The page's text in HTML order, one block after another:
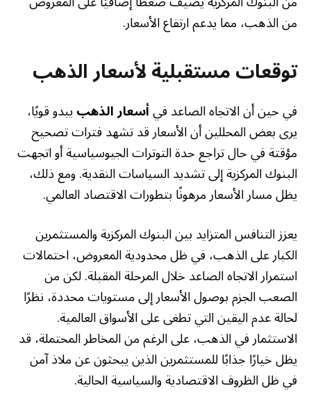
من الذهب، مما يدعم ارتفاع الأسعار.
توقعات مستقبلية لأسعار الذهب
في حين أن الاتجاه الصاعد فيأسعار الذهبيبدو قويًا،
يرى بعض المحللين أن الأسعار قد تشهد فترات تصحيح
مؤقتة في حال تراجع حدة التوترات الجيوسياسية أو اتجهت
البنوك المركزية إلى تشديد السياسات النقدية. ومع ذلك،
يظل مسار الأسعار مرهونًا بتطورات الاقتصاد العالمي.
يعزز التنافس المتزايد بين البنوك المركزية والمستثمرين
الكبار على الذهب، في ظل محدودية المعروض، احتمالات
استمرار الاتجاه الصاعد خلال المرحلة المقبلة. لكن من
الصعب الجزم بوصول الأسعار إلى مستويات محددة، نظرًا
لحالة عدم اليقين التي تطغى على الأسواق العالمية.
الاستثمار في الذهب، على الرغم من المخاطر المحتملة، قد
يظل خيارًا جذابًا للمستثمرين الذين يبحثون عن ملاذ آمن
في ظل الظروف الاقتصادية والسياسية الحالية.